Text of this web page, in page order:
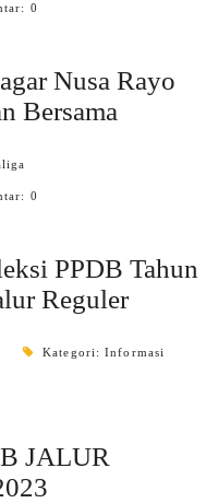
0
Nusa Rayo
Bersama
0
PPDB Tahun
Reguler
Kategori:Informasi
JALUR